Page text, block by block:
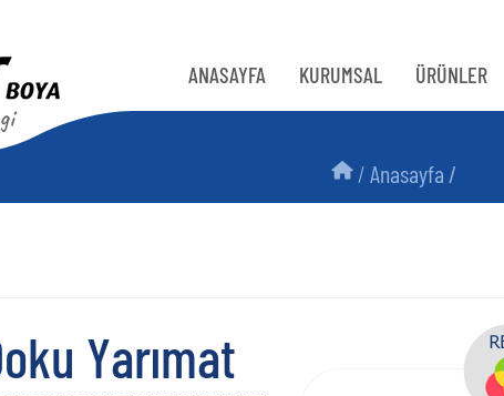
ANASAYFA KURUMSAL ÜRÜNLER
/Anasayfa /
Yarımat